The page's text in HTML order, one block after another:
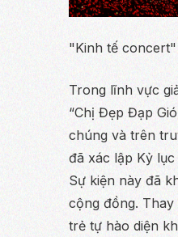
"Kinh tế
Trong lĩnh vực
“Chị Đẹp Đạp
chúng và trên
đã xác lập Kỷ
Sự kiện này đã
cộng đồng.
trẻ tự hào diện